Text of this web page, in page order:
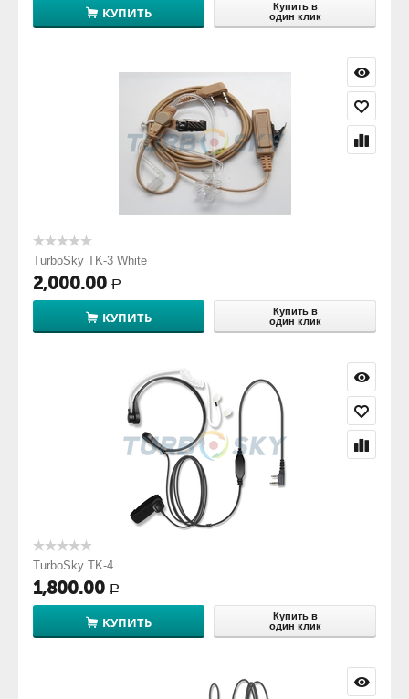
КУПИТЬ
Купить в
один клик
TurboSky TK-3 White
2,000.00 Р
КУПИТЬ
Купить в
один клик
TurboSky TK-4
1,800.00 Р
КУПИТЬ
Купить в
один клик